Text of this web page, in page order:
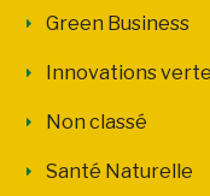
Green Business
Innovations
Non classé
Santé Naturelle